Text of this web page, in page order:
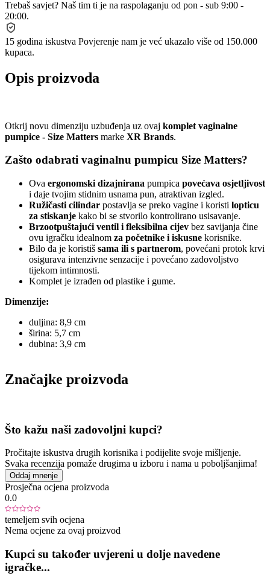
Trebaš savjet? Naš tim ti je na raspolaganju od pon - sub 9:00 -
20:00.
15 godina iskustva Povjerenje nam je već ukazalo više od 150.000
kupaca.
Opis proizvoda
Otkrij novu dimenziju uzbuđenja uz ovaj komplet vaginalne
pumpice - Size Matters marke XR Brands.
Zašto odabrati vaginalnu pumpicu Size Matters?
Ova ergonomski dizajnirana pumpica povećava osjetljivost
i daje tvojim stidnim usnama pun, atraktivan izgled.
Ružičasti cilindar postavlja se preko vagine i koristi lopticu
za stiskanje kako bi se stvorilo kontrolirano usisavanje.
Brzootpuštajući ventil i fleksibilna cijev bez savijanja čine
ovu igračku idealnom za početnike i iskusne korisnike.
Bilo da je koristiš sama ili s partnerom, povećani protok krvi
osigurava intenzivne senzacije i povećano zadovoljstvo
tijekom intimnosti.
Komplet je izrađen od plastike i gume.
Dimenzije:
duljina: 8,9 cm
širina: 5,7 cm
dubina: 3,9 cm
Značajke proizvoda
Što kažu naši zadovoljni kupci?
Pročitajte iskustva drugih korisnika i podijelite svoje mišljenje.
Svaka recenzija pomaže drugima u izboru i nama u poboljšanjima!
Oddaj mnenje
Prosječna ocjena proizvoda
0.0
temeljem svih ocjena
Nema ocjene za ovaj proizvod
Kupci su također uvjereni u dolje navedene
igračke...